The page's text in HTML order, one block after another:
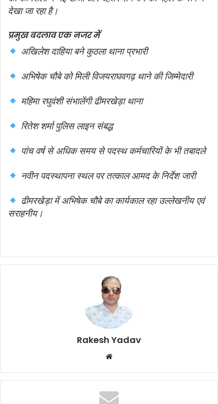
देखा जा रहा है।
प्रमुख बदलाव एक नजर में
अखिलेश दाहिया बने कुठला थाना प्रभारी
अभिषेक चौबे को मिली विजयराघवगढ़ थाने की जिम्मेदारी
महिमा रघुवंशी संभालेंगी ढीमरखेड़ा थाना
रितेश शर्मा पुलिस लाइन संबद्ध
पांच वर्ष से अधिक समय से पदस्थ कर्मचारियों के भी तबादले
नवीन पदस्थापना स्थल पर तत्काल आमद के निर्देश जारी
ढीमरखेड़ा में अभिषेक चौबे का कार्यकाल रहा उल्लेखनीय एवं
सराहनीय।
Rakesh Yadav
b
s